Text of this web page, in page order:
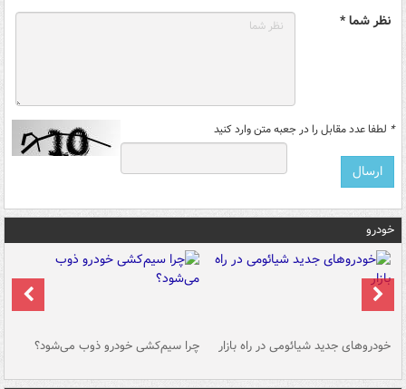
نظر شما *
* لطفا عدد مقابل را در جعبه متن وارد کنید
خودرو
خودروهای جدید شیائومی در راه بازار چرا سیم‌کشی خودرو ذوب می‌شود؟